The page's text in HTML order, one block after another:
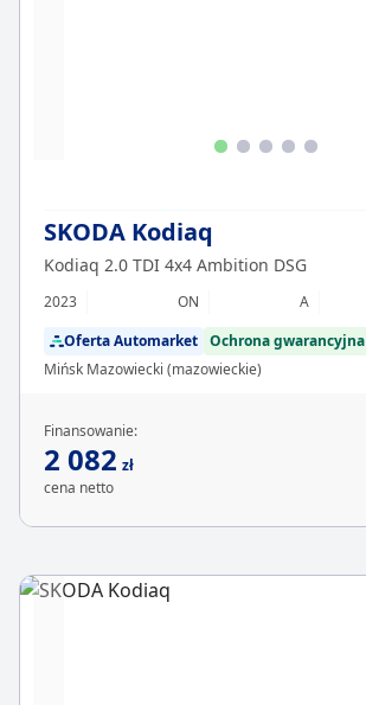
SKODA Kodiaq
Kodiaq 2.0 TDI 4x4 Ambition DSG
2023 ON A
Oferta Automarket Ochrona gwarancyjna
Mińsk Mazowiecki (mazowieckie)
Finansowanie:
2 082 zł
cena netto